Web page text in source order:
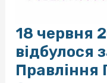
18 червня
відбулося
Правління